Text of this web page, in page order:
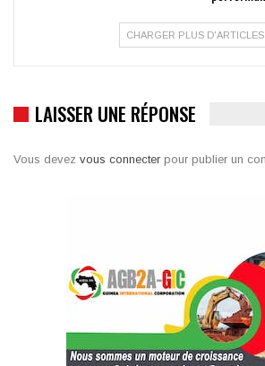
CHARGER PLUS D'ARTICLES
LAISSER UNE RÉPONSE
Vous devez vous connecter pour publier un